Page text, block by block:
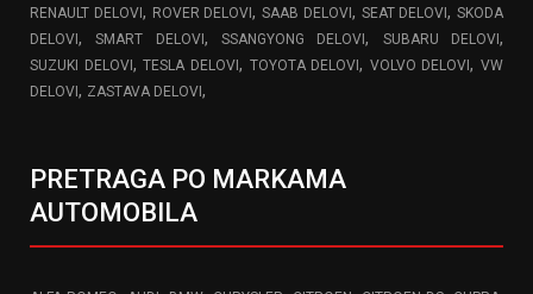
RENAULT DELOVI , ROVER DELOVI, SAAB DELOVI , SEAT DELOVI, SKODA
DELOVI ,SMART DELOVI ,SSANGYONG DELOVI, SUBARU DELOVI,
SUZUKI DELOVI ,TESLA DELOVI , TOYOTA DELOVI, VOLVO DELOVI, VW
DELOVI , ZASTAVA DELOVI ,
PRETRAGA PO MARKAMA
AUTOMOBILA